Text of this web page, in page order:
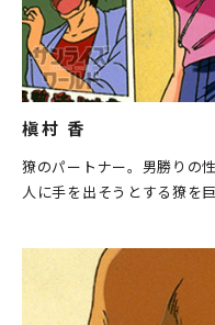
槇村 香
獠のパートナー。男勝りの
人に手を出そうとする獠を